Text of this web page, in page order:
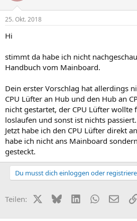
25. Okt. 2018
Hi
stimmt da habe ich nicht
Handbuch vom Mainboard.
Dein erster Vorschlag hat allerdings
CPU Lüfter an Hub und den Hub an
nicht gestartet, der CPU Lüfter wollte
loslaufen und sonst ist nichts passiert.
Jetzt habe ich den CPU Lüfter direkt
habe ich nicht ans Mainboard
gesteckt.
Du musst dich einloggen oder
Teilen: X (Twitter)
BlueskyLinkedInWhatsApp
E-